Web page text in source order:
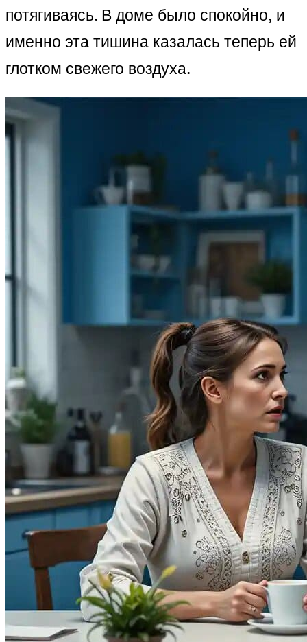
потягиваясь. В доме было спокойно, и
именно эта тишина казалась теперь ей
глотком свежего воздуха.